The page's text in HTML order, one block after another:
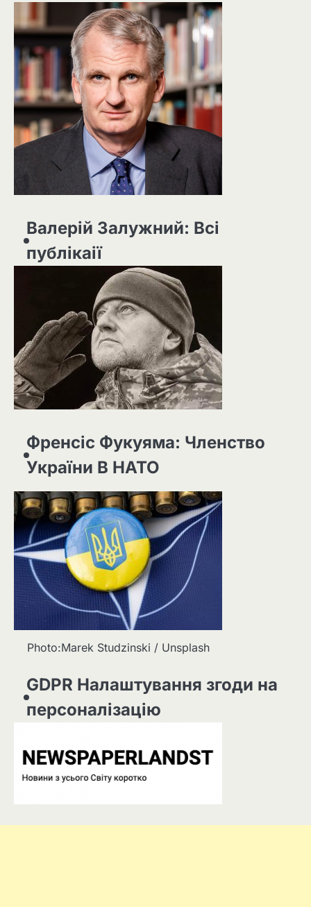
Валерій Залужний: Всі
публікаії
Френсіс Фукуяма: Членство
України В НАТО
Photo:Marek Studzinski / Unsplash
GDPR Налаштування згоди на
персоналізацію